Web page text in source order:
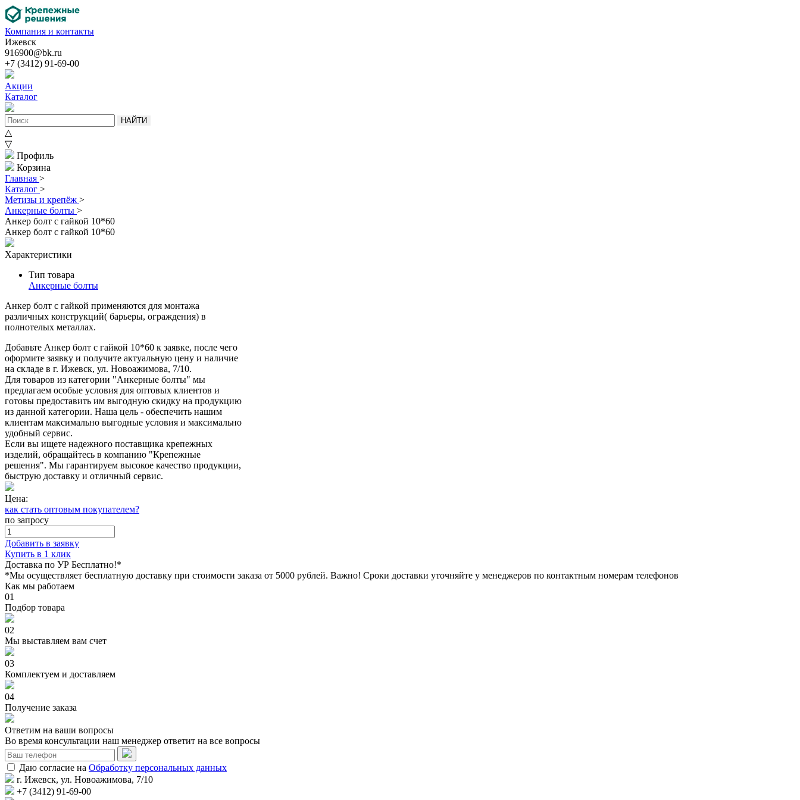
Компания и контакты
Ижевск
916900@bk.ru
+7 (3412) 91-69-00
Акции
Каталог
НАЙТИ
△
▽
Профиль
Корзина
Главная >
Каталог >
Метизы и крепёж >
Анкерные болты >
Анкер болт с гайкой 10*60
Анкер болт с гайкой 10*60
Характеристики
Тип товара
Анкерные болты
Анкер болт с гайкой применяются для монтажа
различных конструкций( барьеры, ограждения) в
полнотелых металлах.
Добавьте Анкер болт с гайкой 10*60 к заявке, после чего
оформите заявку и получите актуальную цену и наличие
на складе в г. Ижевск, ул. Новоажимова, 7/10.
Для товаров из категории "Анкерные болты" мы
предлагаем особые условия для оптовых клиентов и
готовы предоставить им выгодную скидку на продукцию
из данной категории. Наша цель - обеспечить нашим
клиентам максимально выгодные условия и максимально
удобный сервис.
Если вы ищете надежного поставщика крепежных
изделий, обращайтесь в компанию "Крепежные
решения". Мы гарантируем высокое качество продукции,
быструю доставку и отличный сервис.
Цена:
как стать оптовым покупателем?
по запросу
Добавить в заявку
Купить в 1 клик
Доставка по УР Бесплатно!*
*Мы осуществляет бесплатную доставку при стоимости заказа от 5000 рублей. Важно! Сроки доставки уточняйте у менеджеров по контактным номерам телефонов
Как мы работаем
01
Подбор товара
02
Мы выставляем вам счет
03
Комплектуем и доставляем
04
Получение заказа
Ответим на ваши вопросы
Во время консультации наш менеджер ответит на все вопросы
Даю согласие на Обработку персональных данных
г. Ижевск, ул. Новоажимова, 7/10
+7 (3412) 91-69-00